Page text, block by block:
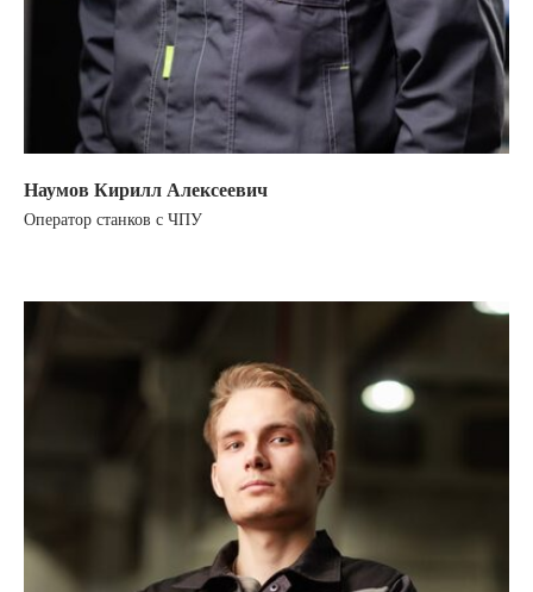
Наумов Кирилл Алексеевич
Оператор станков с ЧПУ